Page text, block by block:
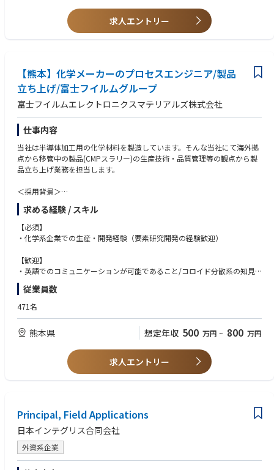
ーを通し、カテーテルといわれる管を挿入して病変部にステントグラフト
を留置するものです。大きな切開を伴う外科的人工血管置換術に比べ、患
②Aortic製品（ステントグラフト）
腹部や胸部における大動脈瘤（こぶ）や大動脈解離などの、大動脈を中心
とする血管内治療に使用されるステントグラフトです。この治療法はX線
透視装置を用いて、少しの切開を加えた足の血管からワイヤーを通し、カ
テーテルといわれる管を挿入して病変部にステントグラフトを留置するも
のです。
③Cardiac製品(オクルーダー)
心臓内に恒久的に留置するデバイスで、小児から成人の心房中隔欠損（AS
皮膚を小切開して出血を抑え、短時間の手術による低侵襲な治療が行われ
ます。
求人エントリー
【熊本】化学メーカーのプロセスエンジニア/製品
立ち上げ/富士フイルムグループ
富士フイルムエレクトロニクスマテリアルズ株式会社
仕事内容
当社は半導体加工用の化学材料を製造しています。そんな当社にて海外拠
点から移管中の製品(CMPスラリー)の生産技術・品質管理等の観点から製
品立ち上げ業務を担当します。
＜採用背景＞
弊社は半導体製造に不可欠な高機能材料を製造・販売しており、グローバ
ルでの安定供給を最重要課題としています。また、近年の半導体市場の急
拡大に伴い、供給環境の整備が急務となっています。
ーの生産技術を、海外現地法人から移管し、生産運用に向けた企画・実行
いただくポジションとなります。
本ポジションは将来的な増産対応に向け、設備能力の増強を社内外の関連
部門と連携しながら、並行して実施いただく重要なポジションです。今後
立ち上げるプラントのキープロセスエンジニアとしてご活躍いただくこと
本ポジションでは、現在成長を強く実感できる半導体材料（CMPスラリ
ー）の生産技術全般ならびに品質管理技術に携わることができ、また、移
業務を通じ、一般的な設備技術のみならず、統計学を基とした品質管理技
術、そして外部装置メーカーや原料サプライヤとの化学工学・材料工学の
知識をベースにした交渉なども高いレベルで体得でき、様々なアプローチ
で生産現場での課題解決を推進いただける環境です。
また、将来的な社内キャリアパスとして、担当技術の深耕だけでなく、サ
求める経験 / スキル
【必須】
・化学系企業での生産・開発経験（要素研究開発の経験歓迎）
【歓迎】
・英語でのコミュニケーションが可能であること/コロイド分散系の知見
が多いこと/分析化学など分析機器の使用経験
従業員数
471名
熊本県 想定年収 500 万円 ~ 800 万円
求人エントリー
Principal, Field Applications
日本インテグリス合同会社
外資系企業